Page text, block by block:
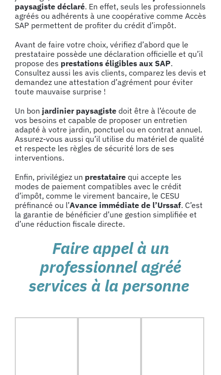
paysagiste déclaré. En effet, seuls les professionnels
agréés ou adhérents à une coopérative comme Accès
SAP permettent de profiter du crédit d’impôt.
Avant de faire votre choix, vérifiez d’abord que le
prestataire possède une déclaration officielle et qu’il
propose des prestations éligibles aux SAP.
Consultez aussi les avis clients, comparez les devis et
demandez une attestation d’agrément pour éviter
toute mauvaise surprise !
Un bon jardinier paysagiste doit être à l’écoute de
vos besoins et capable de proposer un entretien
adapté à votre jardin, ponctuel ou en contrat annuel.
Assurez-vous aussi qu’il utilise du matériel de qualité
et respecte les règles de sécurité lors de ses
interventions.
Enfin, privilégiez un prestataire qui accepte les
modes de paiement compatibles avec le crédit
d’impôt, comme le virement bancaire, le CESU
préfinancé ou l’Avance immédiate de l’Urssaf. C’est
la garantie de bénéficier d’une gestion simplifiée et
d’une réduction fiscale directe.
Faire appel à un
professionnel agréé
services à la personne